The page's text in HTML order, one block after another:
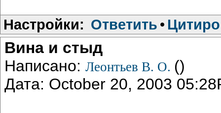
Настройки: Ответить •
Вина и стыд
Написано: Леонтьев В. О. ()
Дата: October 20, 2003